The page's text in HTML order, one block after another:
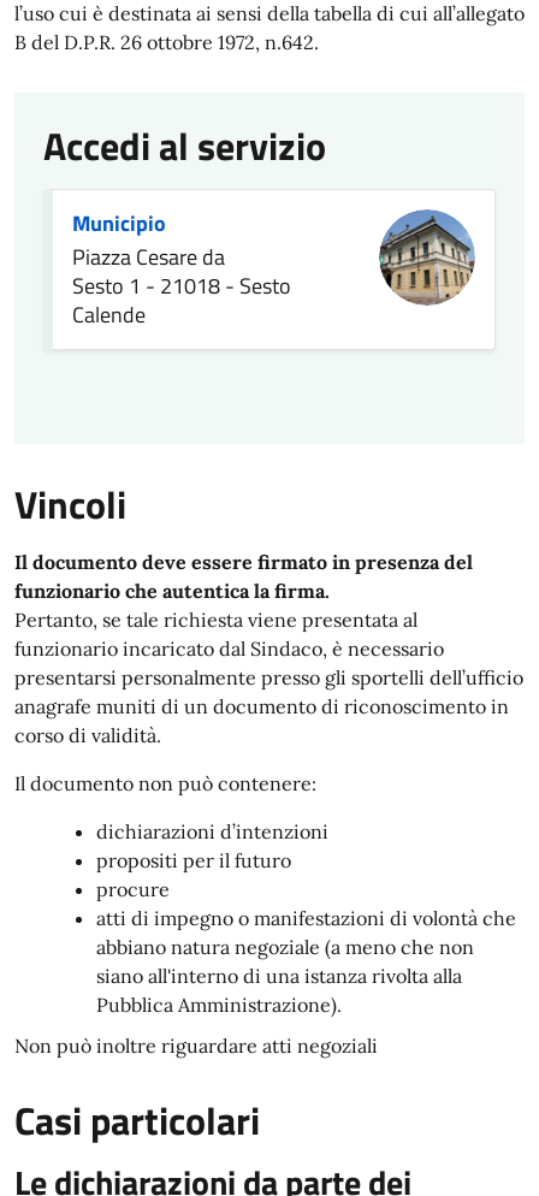
l’uso cui è destinata ai sensi della tabella di cui all’allegato
B del D.P.R. 26 ottobre 1972, n.642.
Accedi al servizio
Municipio
Piazza Cesare da
Sesto 1 - 21018 - Sesto
Calende
Vincoli
Il documento deve essere firmato in presenza del
funzionario che autentica la firma.
Pertanto, se tale richiesta viene presentata al
funzionario incaricato dal Sindaco, è necessario
presentarsi personalmente presso gli sportelli dell’ufficio
anagrafe muniti di un documento di riconoscimento in
corso di validità.
Il documento non può contenere:
dichiarazioni d’intenzioni
propositi per il futuro
procure
atti di impegno o manifestazioni di volontà che
abbiano natura negoziale (a meno che non
siano all'interno di una istanza rivolta alla
Pubblica Amministrazione).
Non può inoltre riguardare atti negoziali
Casi particolari
Le dichiarazioni da parte dei